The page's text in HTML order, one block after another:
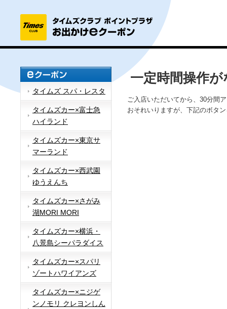
タイムズ スパ・レスタ
タイムズカー×富士急
ハイランド
タイムズカー×東京サ
マーランド
タイムズカー×西武園
ゆうえんち
タイムズカー×さがみ
湖MORI MORI
タイムズカー×横浜・
八景島シーパラダイス
タイムズカー×スパリ
ゾートハワイアンズ
タイムズカー×ニジゲ
ンノモリ クレヨンしん
一定時間操作
ご入店いただいてから、30分間
おそれいりますが、下記のボタ